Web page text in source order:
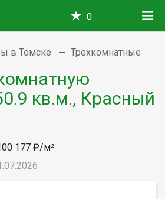
0
в Томске Трехкомнатные
кв.м., Красный
177 ₽/м²